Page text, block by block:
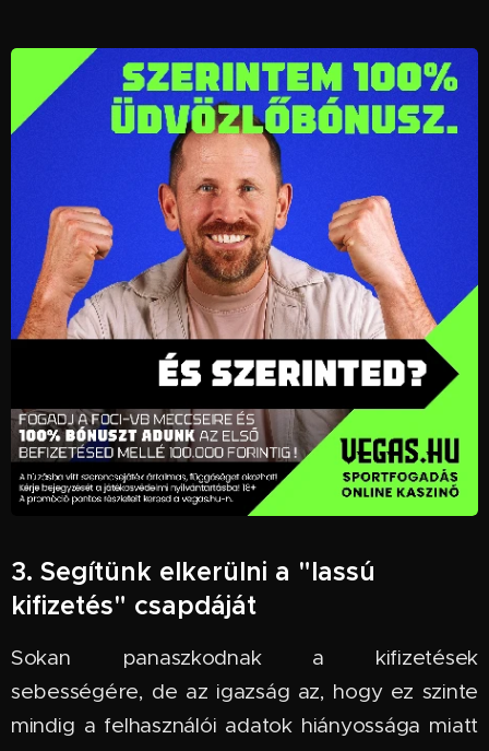
3. Segítünk elkerülni a "lassú
kifizetés" csapdáját
Sokan panaszkodnak a kifizetések
sebességére, de az igazság az, hogy ez szinte
mindig a felhasználói adatok hiányossága miatt